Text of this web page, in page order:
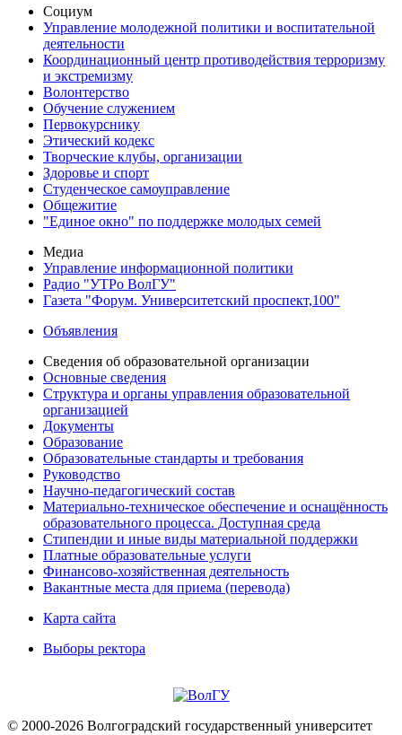
Социум
Управление молодежной политики и воспитательной
деятельности
Координационный центр противодействия терроризму
и экстремизму
Волонтерство
Обучение служением
Первокурснику
Этический кодекс
Творческие клубы, организации
Здоровье и спорт
Студенческое самоуправление
Общежитие
"Единое окно" по поддержке молодых семей
Медиа
Управление информационной политики
Радио "УТРо ВолГУ"
Газета "Форум. Университетский проспект,100"
Объявления
Сведения об образовательной организации
Основные сведения
Структура и органы управления образовательной
организацией
Документы
Образование
Образовательные стандарты и требования
Руководство
Научно-педагогический состав
Материально-техническое обеспечение и оснащённость
образовательного процесса. Доступная среда
Стипендии и иные виды материальной поддержки
Платные образовательные услуги
Финансово-хозяйственная деятельность
Вакантные места для приема (перевода)
Карта сайта
Выборы ректора
© 2000-2026 Волгоградский государственный университет